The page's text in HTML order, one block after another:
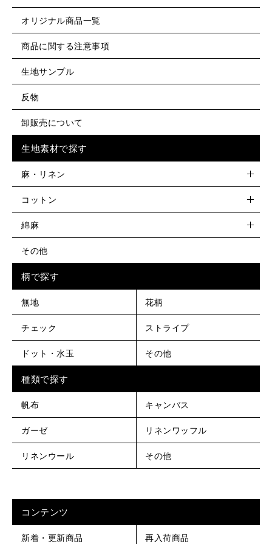
オリジナル商品一覧
商品に関する注意事項
生地サンプル
反物
卸販売について
生地素材で探す
麻・リネン
コットン
綿麻
その他
柄で探す
無地 花柄
チェック ストライプ
ドット・水玉 その他
種類で探す
帆布 キャンバス
ガーゼ リネンワッフル
リネンウール その他
コンテンツ
新着・更新商品 再入荷商品